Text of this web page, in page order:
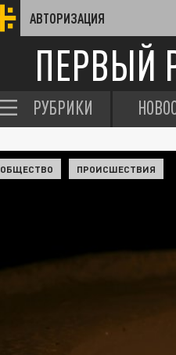
АВТОРИЗАЦИЯ
ПЕРВЫЙ
РУБРИКИ
ОБЩЕСТВО ПРОИСШЕСТВИЯ